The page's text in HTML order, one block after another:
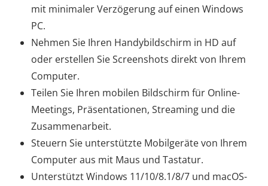
mit minimaler Verzögerung auf einen Windows
PC.
Nehmen Sie Ihren Handybildschirm in HD auf
oder erstellen Sie Screenshots direkt von Ihrem
Computer.
Teilen Sie Ihren mobilen Bildschirm für Online-
Meetings, Präsentationen, Streaming und die
Zusammenarbeit.
Steuern Sie unterstützte Mobilgeräte von Ihrem
Computer aus mit Maus und Tastatur.
Unterstützt Windows 11/10/8.1/8/7 und macOS-